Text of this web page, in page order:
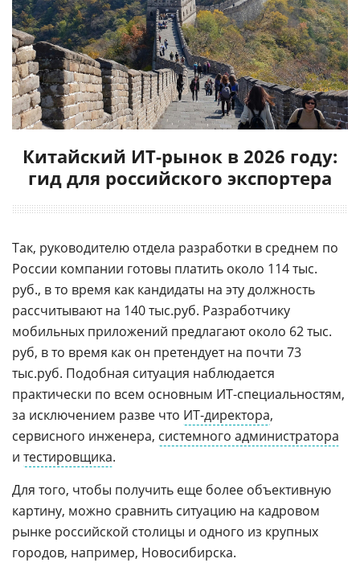
Китайский ИТ-рынок в 2026 году:
гид для российского экспортера
Так, руководителю отдела разработки в среднем по
России компании готовы платить около 114 тыс.
руб., в то время как кандидаты на эту должность
рассчитывают на 140 тыс.руб. Разработчику
мобильных приложений предлагают около 62 тыс.
руб, в то время как он претендует на почти 73
тыс.руб. Подобная ситуация наблюдается
практически по всем основным ИТ-специальностям,
за исключением разве что ИТ-директора,
сервисного инженера, системного администратора
и тестировщика.
Для того, чтобы получить еще более объективную
картину, можно сравнить ситуацию на кадровом
рынке российской столицы и одного из крупных
городов, например, Новосибирска.